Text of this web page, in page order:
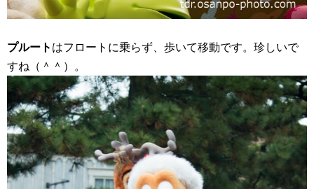
プルート はフロートに乗らず、歩いて移動です。珍しいで
すね（＾＾）。